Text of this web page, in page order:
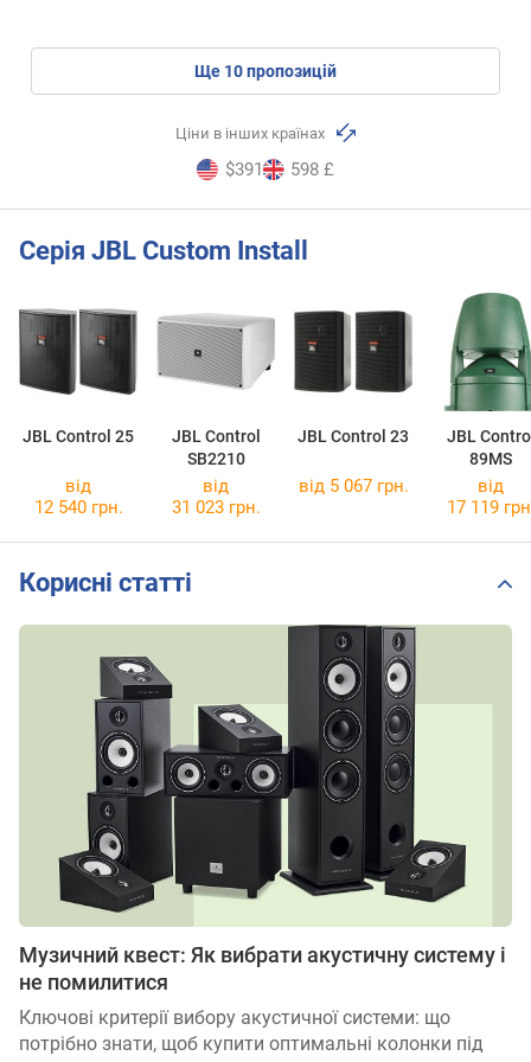
ще 10пропозицій
Ціни в інших країнах
$391 598 £
Серія JBL Custom Install
JBL Control 25
JBL Control
SB2210
JBL Control 23
JBL
89MS
від
12 540 грн.
від
31 023 грн.
від 5 067 грн.
від
17 119
Корисні статті
Музичний квест: Як вибрати акустичну систему і
не помилитися
Ключові критерії вибору акустичної системи: що
потрібно знати, щоб купити оптимальні колонки під